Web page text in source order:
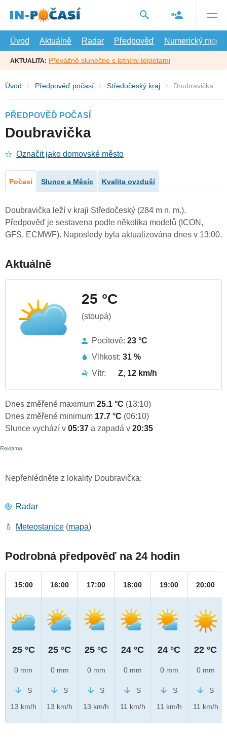
hlavní
Úvod
Aktuálně Radar Předpověď Numerický model
AKTUALITA: Převážně slunečno s letními teplotami
Úvod Předpověď počasí Středočeský kraj Doubravička
PŘEDPOVĚĎ POČASÍ
Doubravička
Označit jako domovské město
Počasí Slunce a Měsíc Kvalita ovzduší
Doubravička leží v kraji Středočeský (284 m n. m.).
Předpověď je sestavena podle několika modelů (ICON,
GFS, ECMWF). Naposledy byla aktualizována dnes v 13:00.
Aktuálně
25 °C
(stoupá)
Pocitově: 23 °C
Vlhkost: 31 %
Vítr:
Z, 12 km/h
Dnes změřené maximum 25.1 °C (13:10)
Dnes změřené minimum 17.7 °C (06:10)
Slunce vychází v 05:37 a zapadá v 20:35
Nepřehlédněte z lokality Doubravička:
Radar
Meteostanice (mapa)
Podrobná předpověď na 24 hodin
15:00
25 °C
0 mm
S
13 km/h
16:00
25 °C
0 mm
S
13 km/h
17:00
25 °C
0 mm
S
13 km/h
18:00
24 °C
0 mm
S
11 km/h
19:00
24 °C
0 mm
S
11 km/h
20:00
22 °C
0 mm
S
11 km/h